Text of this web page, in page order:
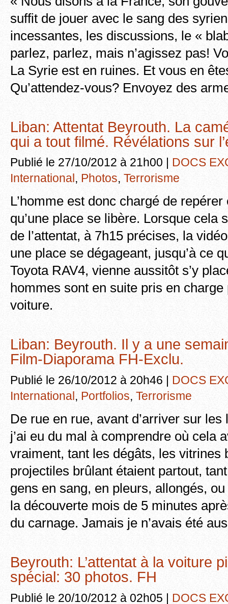
suffit de jouer avec le sang des
incessantes, les discussions, le «
parlez, parlez, mais n’agissez pas!
La Syrie est en ruines. Et vous en
Qu’attendez-vous? Envoyez des
Liban: Attentat Beyrouth. La
qui a tout filmé. Révélations sur
Publié le 27/10/2012 à 21h00 | DOCS
International , Photos, Terrorisme
L’homme est donc chargé de
qu’une place se libère. Lorsque cela
de l’attentat, à 7h15 précises, la
une place se dégageant, jusqu’à ce
Toyota RAV4, vienne aussitôt s’y
hommes sont en suite pris en charge
voiture.
Liban: Beyrouth. Il y a une
Film-Diaporama FH-Exclu.
Publié le 26/10/2012 à 20h46 | DOCS
International , Portfolios, Terrorisme
De rue en rue, avant d’arriver sur les
j’ai eu du mal à comprendre où cela
vraiment, tant les dégâts, les vitrines
projectiles brûlant étaient partout,
gens en sang, en pleurs, allongés,
la découverte mois de 5 minutes
du carnage. Jamais je n’avais été
Beyrouth: L’attentat à la voiture
spécial: 30 photos. FH
Publié le 20/10/2012 à 02h05 | DOCS